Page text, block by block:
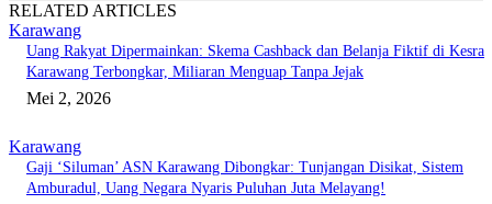
RELATED ARTICLES
Karawang
Uang Rakyat Dipermainkan: Skema Cashback dan Belanja Fiktif di Kesra
Karawang Terbongkar, Miliaran Menguap Tanpa Jejak
Mei 2, 2026
Karawang
Gaji ‘Siluman’ ASN Karawang Dibongkar: Tunjangan Disikat, Sistem
Amburadul, Uang Negara Nyaris Puluhan Juta Melayang!